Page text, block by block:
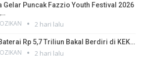
Gelar Puncak Fazzio Youth Festival 2026
2 hari lalu
Rp 5,7 Triliun Bakal Berdiri di KEK…
2 hari lalu